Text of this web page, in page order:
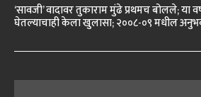
‘सावजी’ वादावर तुकाराम मुंढे प्रथमच बोलले; या
घेतल्याचाही केला खुलासा; २००८-०९ मधील